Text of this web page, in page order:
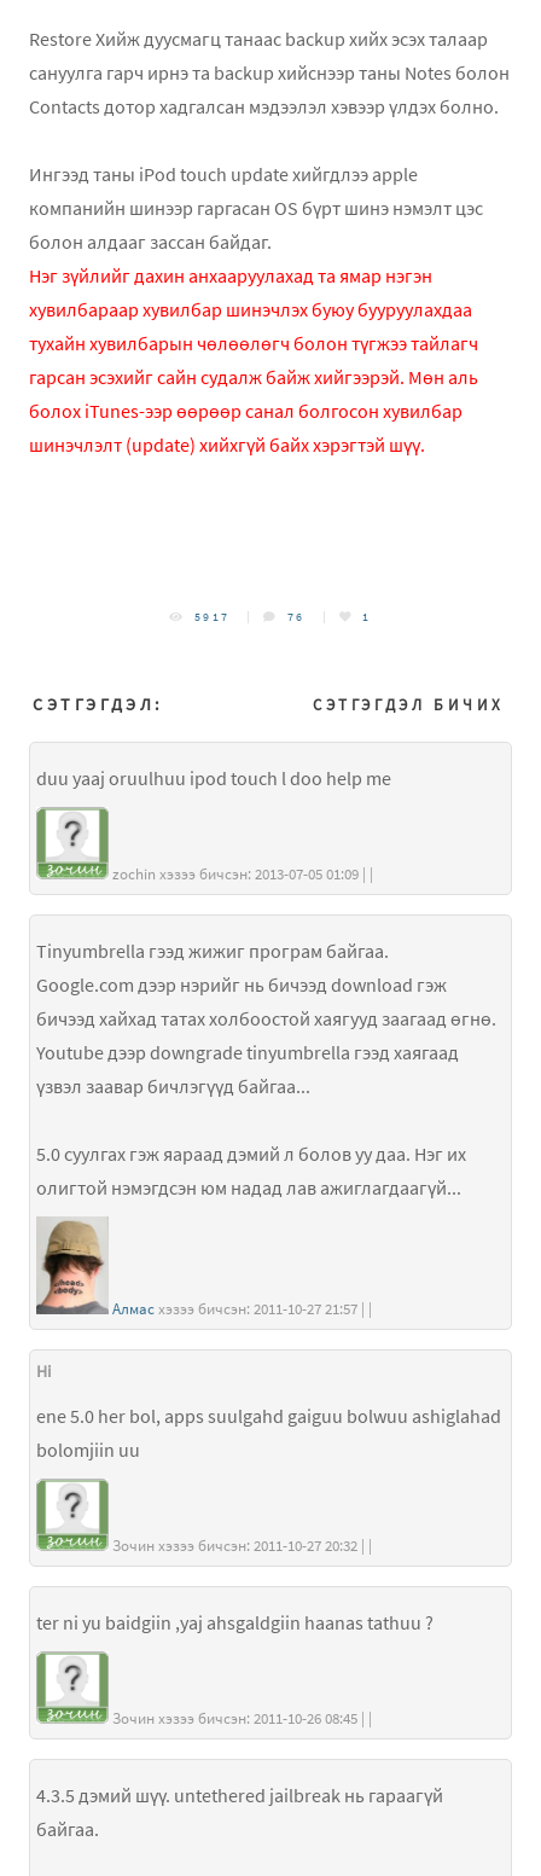
Restore Хийж дуусмагц танаас backup хийх эсэх талаар
сануулга гарч ирнэ та backup хийснээр таны Notes болон
Contacts дотор хадгалсан мэдээлэл хэвээр үлдэх болно.
Ингээд таны iPod touch update хийгдлээ apple
компанийн шинээр гаргасан OS бүрт шинэ нэмэлт цэс
болон алдааг зассан байдаг.
Нэг зүйлийг дахин анхааруулахад та ямар нэгэн
хувилбараар хувилбар шинэчлэх буюу бууруулахдаа
тухайн хувилбарын чөлөөлөгч болон түгжээ тайлагч
гарсан эсэхийг сайн судалж байж хийгээрэй. Мөн аль
болох iTunes-ээр өөрөөр санал болгосон хувилбар
шинэчлэлт (update) хийхгүй байх хэрэгтэй шүү.
5917 76 1
СЭТГЭГДЭЛ БИЧИХ
СЭТГЭГДЭЛ:
duu yaaj oruulhuu ipod touch l doo help me
zochin хэзээ бичсэн: 2013-07-05 01:09 | |
Tinyumbrella гээд жижиг програм байгаа.
Google.com дээр нэрийг нь бичээд download гэж
бичээд хайхад татах холбоостой хаягууд заагаад өгнө.
Youtube дээр downgrade tinyumbrella гээд хаягаад
үзвэл заавар бичлэгүүд байгаа...
5.0 суулгах гэж яараад дэмий л болов уу даа. Нэг их
олигтой нэмэгдсэн юм надад лав ажиглагдаагүй...
Алмас хэзээ бичсэн: 2011-10-27 21:57 | |
Hi
ene 5.0 her bol, apps suulgahd gaiguu bolwuu ashiglahad
bolomjiin uu
Зочин хэзээ бичсэн: 2011-10-27 20:32 | |
ter ni yu baidgiin ,yaj ahsgaldgiin haanas tathuu ?
Зочин хэзээ бичсэн: 2011-10-26 08:45 | |
4.3.5 дэмий шүү. untethered jailbreak нь гараагүй
байгаа.